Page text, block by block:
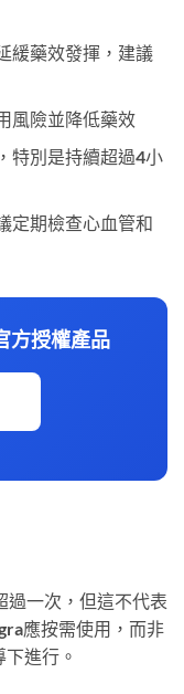
緩藥效發揮，建議
風險並降低藥效
特別是持續超過4小
定期檢查心血管和
方授權產品
過一次，但這不代表
應按需使用，而非
進行。